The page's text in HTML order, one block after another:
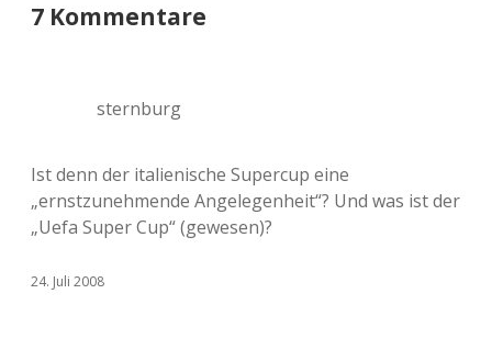
7 Kommentare
sternburg
Ist denn der italienische Supercup eine
„ernstzunehmende Angelegenheit“? Und was ist der
„Uefa Super Cup“ (gewesen)?
24. Juli 2008